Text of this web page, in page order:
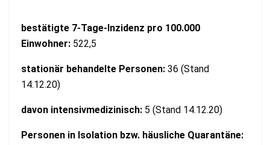
bestätigte 7-Tage-Inzidenz pro 100.000
Einwohner: 522,5
stationär behandelte Personen: 36 (Stand
14.12.20)
davon intensivmedizinisch: 5 (Stand 14.12.20)
Personen in Isolation bzw. häusliche Quarantäne: